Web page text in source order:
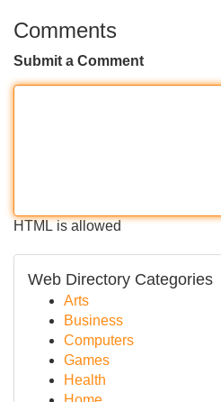
Comments
Submit a Comment
HTML is allowed
Web Directory Categories
Arts
Business
Computers
Games
Health